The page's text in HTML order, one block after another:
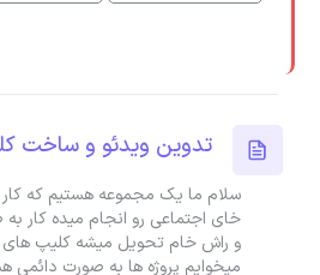
تدوین ویدئو و ساخت
سلام ما یک مجموعه هستیم که
خای اجتماعی رو انجام میده کار
و راش خام تحویل میشه کلیپ های
میخوایم پروژه ها به صورت دائمی